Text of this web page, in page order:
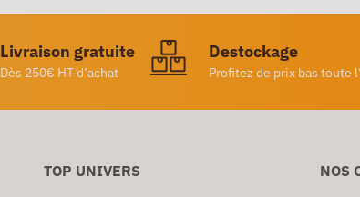
Livraison gratuite
Dès 250€ HT d’achat
Destockage
Profitez de prix bas toute
TOP UNIVERS
NOS